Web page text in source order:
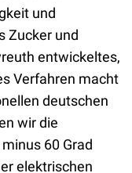
und
Zucker und
entwickeltes,
Verfahren macht
deutschen
wir die
60 Grad
elektrischen